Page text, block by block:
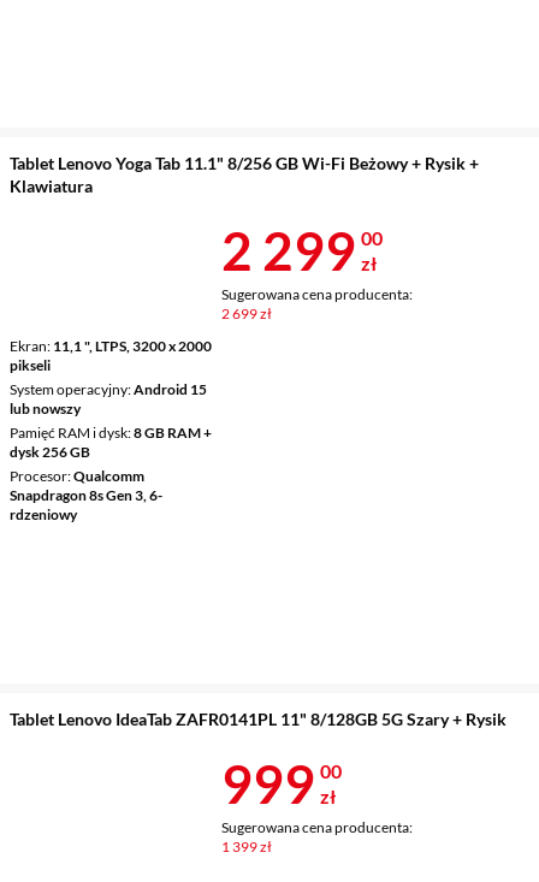
Tablet Lenovo Yoga Tab 11.1" 8/256 GB Wi-Fi Beżowy + Rysik +
Klawiatura
Ekran 11,1 ", LTPS, 3200 x 2000
pikseli
System operacyjny Android 15
lub nowszy
Pamięć RAM i dysk 8 GB RAM +
dysk 256 GB
Procesor Qualcomm
Snapdragon 8s Gen 3, 6-
rdzeniowy
Cena 2 299 zł
2 299 00
zł
Sugerowana cena producenta:
2 699 zł
Tablet Lenovo IdeaTab ZAFR0141PL 11" 8/128GB 5G Szary + Rysik
Cena 999 zł
999 00
zł
Sugerowana cena producenta:
1 399 zł